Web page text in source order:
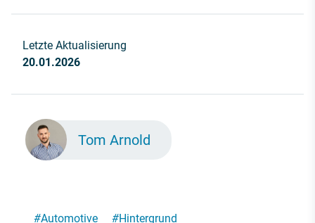
Letzte Aktualisierung
20.01.2026
Tom Arnold
#Automotive #Hintergrund